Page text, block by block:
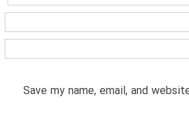
Save my name, email, and